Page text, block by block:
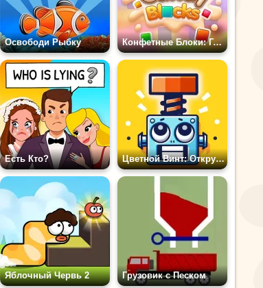
Освободи Рыбку Конфетные Блоки: Головоломка
Eсть Кто? Цветной Винт: Открутите и Подберите
Яблочный Червь 2 Грузовик с Песком